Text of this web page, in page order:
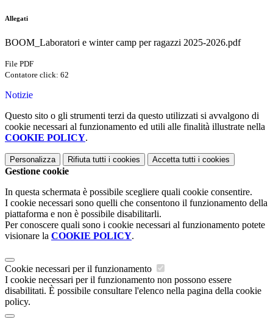
Allegati
BOOM_Laboratori e winter camp per ragazzi 2025-2026.pdf
File PDF
Contatore click: 62
Notizie
Questo sito o gli strumenti terzi da questo utilizzati si avvalgono di
cookie necessari al funzionamento ed utili alle finalità illustrate nella
COOKIE POLICY.
Personalizza Rifiuta tutti i cookies Accetta tutti i cookies
Gestione cookie
In questa schermata è possibile scegliere quali cookie consentire.
I cookie necessari sono quelli che consentono il funzionamento della
piattaforma e non è possibile disabilitarli.
Per conoscere quali sono i cookie necessari al funzionamento potete
visionare la COOKIE POLICY.
Cookie necessari per il funzionamento
I cookie necessari per il funzionamento non possono essere
disabilitati. È possibile consultare l'elenco nella pagina della cookie
policy.